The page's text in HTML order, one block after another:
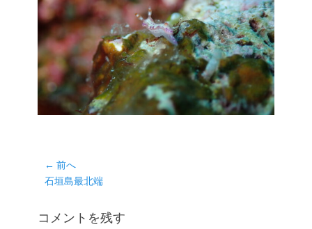
投
稿
ビ
← 前へ
前
投
石垣島最北端
コメントを残す